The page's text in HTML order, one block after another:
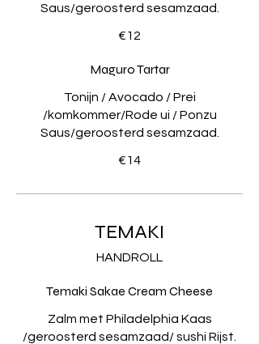
Saus/geroosterd sesamzaad.
€12
Maguro Tartar
Tonijn / Avocado / Prei
/komkommer/Rode ui / Ponzu
Saus/geroosterd sesamzaad.
€14
TEMAKI
HANDROLL
Temaki Sakae Cream Cheese
Zalm met Philadelphia Kaas
/geroosterd sesamzaad/ sushi Rijst.